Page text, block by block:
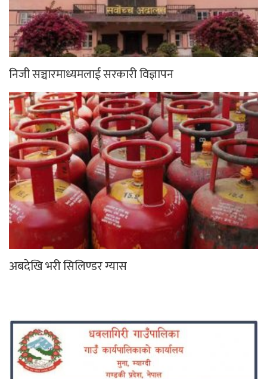
निजी सञ्चारमाध्यमलाई सरकारी विज्ञापन
अबदेखि भरी सिलिण्डर ग्यास